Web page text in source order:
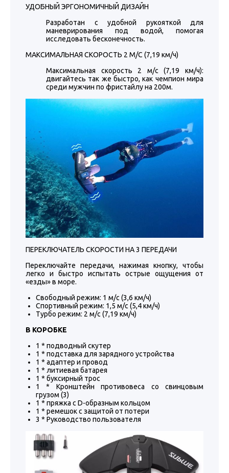
УДОБНЫЙ ЭРГОНОМИЧНЫЙ ДИЗАЙН
Разработан с удобной рукояткой для
маневрирования под водой, помогая
исследовать бесконечность.
МАКСИМАЛЬНАЯ СКОРОСТЬ 2 М/С (7,19 км/ч)
Максимальная скорость 2 м/с (7,19 км/ч):
двигайтесь так же быстро, как чемпион мира
среди мужчин по фристайлу на 200м.
ПЕРЕКЛЮЧАТЕЛЬ СКОРОСТИ НА 3 ПЕРЕДАЧИ
Переключайте передачи, нажимая кнопку, чтобы
легко и быстро испытать острые ощущения от
«езды» в море.
Свободный режим: 1 м/с (3,6 км/ч)
Спортивный режим: 1,5 м/с (5,4 км/ч)
Турбо режим: 2 м/с (7,19 км/ч)
В КОРОБКЕ
1 * подводный скутер
1 * подставка для зарядного устройства
1 * адаптер и провод
1 * литиевая батарея
1 * буксирный трос
1 * Кронштейн противовеса со свинцовым
грузом (3)
1 * пряжка с D-образным кольцом
1 * ремешок с защитой от потери
3 * Руководство пользователя